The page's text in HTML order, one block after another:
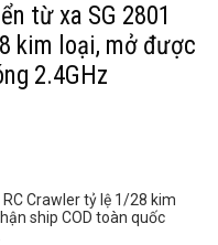
từ xa SG 2801
kim loại, mở được
2.4GHz
Crawler tỷ lệ 1/28 kim
ship COD toàn quốc